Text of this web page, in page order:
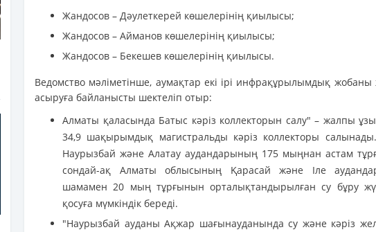
Жандосов – Дәулеткерей көшелерінің қиылысы;
Жандосов – Айманов көшелерінің қиылысы;
Жандосов – Бекешев көшелерінің қиылысы.
Ведомство мәліметінше, аумақтар екі ірі инфрақұрылымдық жобаны
асыруға байланысты шектеліп отыр:
Алматы қаласында Батыс кәріз коллекторын салу" – жалпы
34,9 шақырымдық магистральды кәріз коллекторы
Наурызбай және Алатау аудандарының 175 мыңнан астам
сондай-ақ Алматы облысының Қарасай және Іле
шамамен 20 мың тұрғынын орталықтандырылған су бұру
қосуға мүмкіндік береді.
"Наурызбай ауданы Ақжар шағынауданында су және кәріз